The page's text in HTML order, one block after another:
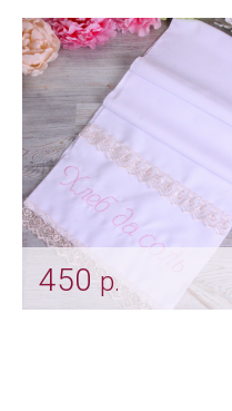
"Атласная пепельная
розочка"
Арт: gr_0227
450 р.